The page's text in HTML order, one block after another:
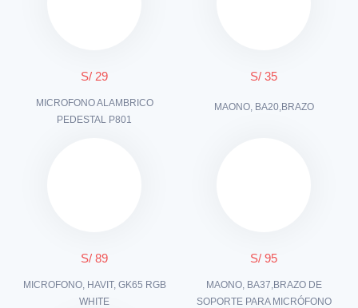
S/ 29
MICROFONO ALAMBRICO
PEDESTAL P801
S/ 35
MAONO, BA20,BRAZO
S/ 89
MICROFONO, HAVIT, GK65 RGB
WHITE
S/ 95
MAONO, BA37,BRAZO DE
SOPORTE PARA MICRÓFONO